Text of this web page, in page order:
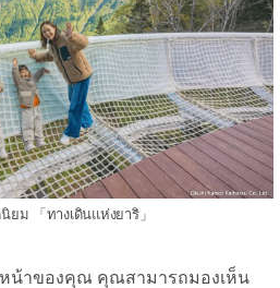
ยม 「ทางเดินแห่งยาริ」
หน้าของคุณ คุณสามารถมองเห็น